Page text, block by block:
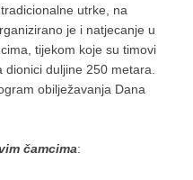
utrke, na
je i natjecanje u
tijekom koje su timovi
duljine 250 metara.
obilježavanja Dana
čamcima: